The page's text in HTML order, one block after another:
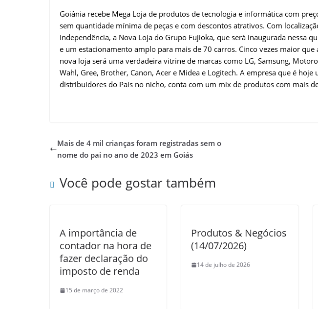
Goiânia recebe Mega Loja de produtos de tecnologia e informática com
sem quantidade mínima de peças e com descontos atrativos. Com
Independência, a Nova Loja do Grupo Fujioka, que será inaugurada nessa
e um estacionamento amplo para mais de 70 carros. Cinco vezes maior que
nova loja será uma verdadeira vitrine de marcas como LG, Samsung,
Wahl, Gree, Brother, Canon, Acer e Midea e Logitech. A empresa que é hoje
distribuidores do País no nicho, conta com um mix de produtos com mais
Mais de 4 mil crianças foram registradas sem o
nome do pai no ano de 2023 em Goiás
Você pode gostar também
A importância de
contador na hora de
fazer declaração do
imposto de renda
15 de março de 2022
Produtos & Negócios
(14/07/2026)
14 de julho de 2026